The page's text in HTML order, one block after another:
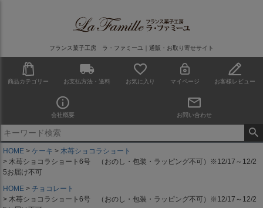
フランス菓子工房 ラ・ファミーユ｜通販・お取り寄せサイト
商品カテゴリー お支払方法・送料 お気に入り マイページ お客様レビュー
会社概要 お問い合わせ
HOME ケーキ
木苺ショコラショート
木苺ショコラショート6号 （おのし・包装・ラッピング不可）※12/17～12/2
5お届け不可
HOME
チョコレート
木苺ショコラショート6号 （おのし・包装・ラッピング不可）※12/17～12/2